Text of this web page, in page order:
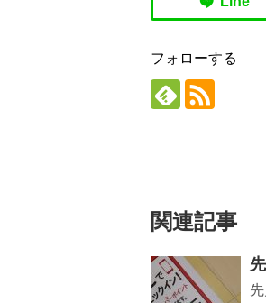
フォローする
関連記事